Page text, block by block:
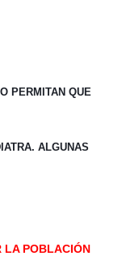
PERMITAN QUE
ALGUNAS
LA POBLACIÓN